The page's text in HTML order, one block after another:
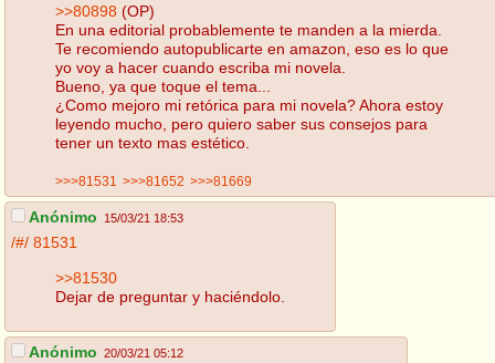
>>80898 (OP)
En una editorial probablemente te manden a la mierda.
Te recomiendo autopublicarte en amazon, eso es lo que
yo voy a hacer cuando escriba mi novela.
Bueno, ya que toque el tema...
¿Como mejoro mi retórica para mi novela? Ahora estoy
leyendo mucho, pero quiero saber sus consejos para
tener un texto mas estético.
>>>81531 >>>81652 >>>81669
Anónimo 15/03/21 18:53
/#/ 81531
>>81530
Dejar de preguntar y haciéndolo.
Anónimo 20/03/21 05:12